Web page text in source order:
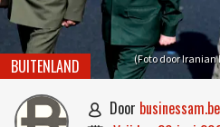
(Foto door Iranian
BUITENLAND
 door businessam.be